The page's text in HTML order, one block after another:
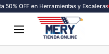
50% OFF en Herramientas y Escaleras